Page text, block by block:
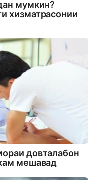
мумкин?
хизматрасонии
довталабон
мешавад